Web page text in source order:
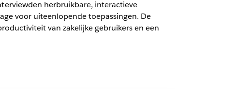
herbruikbare, interactieve
voor uiteenlopende toepassingen. De
van zakelijke gebruikers en een